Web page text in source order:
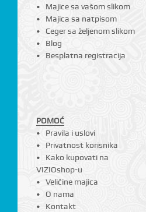
Majice sa vašom slikom
Majica sa natpisom
Ceger sa željenom slikom
Blog
Besplatna registracija
POMOĆ
Pravila i uslovi
Privatnost korisnika
Kako kupovati na
VIZIOshop-u
Veličine majica
O nama
Kontakt